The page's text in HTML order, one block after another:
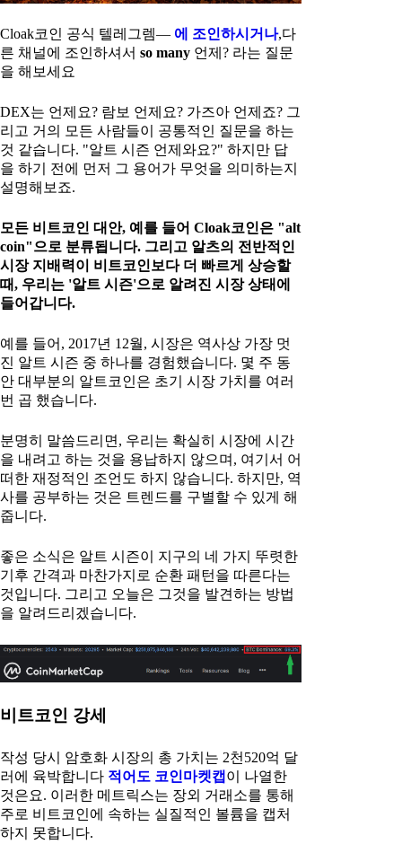
Cloak코인 공식 텔레그렘— 에 조인하시거나,다
른 채널에 조인하셔서 so many 언제? 라는 질문
을 해보세요
DEX는 언제요? 람보 언제요? 가즈아 언제죠? 그
리고 거의 모든 사람들이 공통적인 질문을 하는
것 같습니다. "알트 시즌 언제와요?" 하지만 답
을 하기 전에 먼저 그 용어가 무엇을 의미하는지
설명해보죠.
모든 비트코인 대안, 예를 들어 Cloak코인은 "alt
coin"으로 분류됩니다. 그리고 알츠의 전반적인
시장 지배력이 비트코인보다 더 빠르게 상승할
때, 우리는 '알트 시즌'으로 알려진 시장 상태에
들어갑니다.
예를 들어, 2017년 12월, 시장은 역사상 가장 멋
진 알트 시즌 중 하나를 경험했습니다. 몇 주 동
안 대부분의 알트코인은 초기 시장 가치를 여러
번 곱 했습니다.
분명히 말씀드리면, 우리는 확실히 시장에 시간
을 내려고 하는 것을 용납하지 않으며, 여기서 어
떠한 재정적인 조언도 하지 않습니다. 하지만, 역
사를 공부하는 것은 트렌드를 구별할 수 있게 해
줍니다.
좋은 소식은 알트 시즌이 지구의 네 가지 뚜렷한
기후 간격과 마찬가지로 순환 패턴을 따른다는
것입니다. 그리고 오늘은 그것을 발견하는 방법
을 알려드리겠습니다.
비트코인 강세
작성 당시 암호화 시장의 총 가치는 2천520억 달
러에 육박합니다 적어도 코인마켓캡 이 나열한
것은요. 이러한 메트릭스는 장외 거래소를 통해
주로 비트코인에 속하는 실질적인 볼륨을 캡처
하지 못합니다.